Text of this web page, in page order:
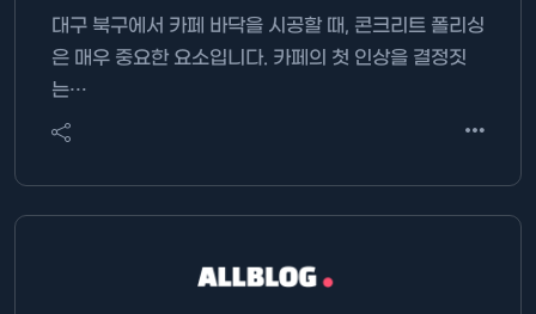
대구 북구에서 카페 바닥을 시공할 때, 콘크리트 폴리싱
은 매우 중요한 요소입니다. 카페의 첫 인상을 결정짓
는…